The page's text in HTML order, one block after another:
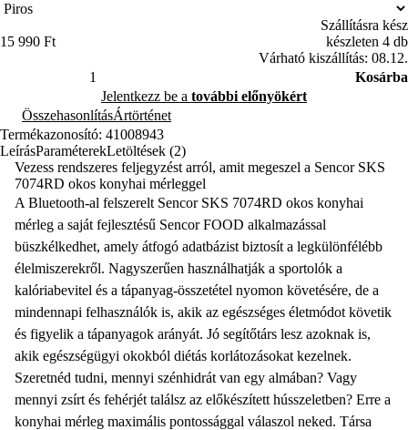
15 990 Ft
Szállításra kész
készleten 4 db
Várható kiszállítás: 08.12.
Kosárba
Jelentkezz be a további előnyökért
ÖsszehasonlításÁrtörténet
Termékazonosító: 41008943
LeírásParaméterekLetöltések (2)
Vezess rendszeres feljegyzést arról, amit megeszel a Sencor SKS
7074RD okos konyhai mérleggel
A Bluetooth-al felszerelt Sencor SKS 7074RD okos konyhai
mérleg a saját fejlesztésű Sencor FOOD alkalmazással
büszkélkedhet, amely átfogó adatbázist biztosít a legkülönfélébb
élelmiszerekről. Nagyszerűen használhatják a sportolók a
kalóriabevitel és a tápanyag-összetétel nyomon követésére, de a
mindennapi felhasználók is, akik az egészséges életmódot követik
és figyelik a tápanyagok arányát. Jó segítőtárs lesz azoknak is,
akik egészségügyi okokból diétás korlátozásokat kezelnek.
Szeretnéd tudni, mennyi szénhidrát van egy almában? Vagy
mennyi zsírt és fehérjét találsz az előkészített hússzeletben? Erre a
konyhai mérleg maximális pontossággal válaszol neked. Társa